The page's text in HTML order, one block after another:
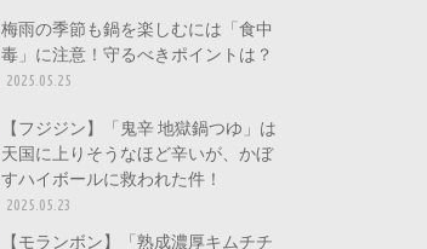
梅雨の季節も鍋を楽しむには「食中
毒」に注意！守るべきポイントは？
2025.05.25
【フジジン】「鬼辛 地獄鍋つゆ」は
天国に上りそうなほど辛いが、かぼ
すハイボールに救われた件！
2025.05.23
【モランボン】「熟成濃厚キムチチ